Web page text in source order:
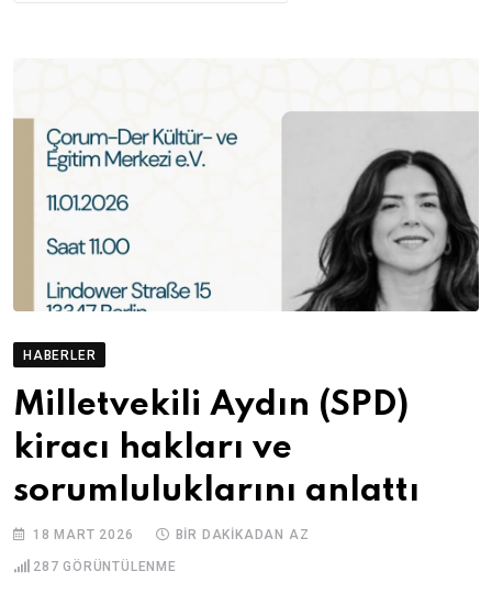
HABERLER
Milletvekili Aydın (SPD)
kiracı hakları ve
sorumluluklarını anlattı
18 MART 2026 BIR DAKIKADAN AZ
287 GÖRÜNTÜLENME